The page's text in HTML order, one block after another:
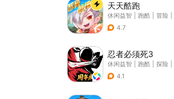
天天酷跑
休闲益智 跑酷 冒险
4.7
忍者必须死3
休闲益智 跑酷 探险
4.1